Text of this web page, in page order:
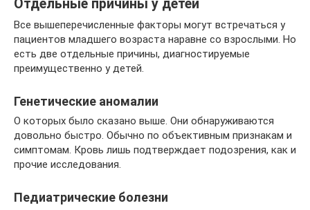
Отдельные причины у детей
Все вышеперечисленные факторы могут встречаться у
пациентов младшего возраста наравне со взрослыми. Но
есть две отдельные причины, диагностируемые
преимущественно у детей.
Генетические аномалии
О которых было сказано выше. Они обнаруживаются
довольно быстро. Обычно по объективным признакам и
симптомам. Кровь лишь подтверждает подозрения, как и
прочие исследования.
Педиатрические болезни